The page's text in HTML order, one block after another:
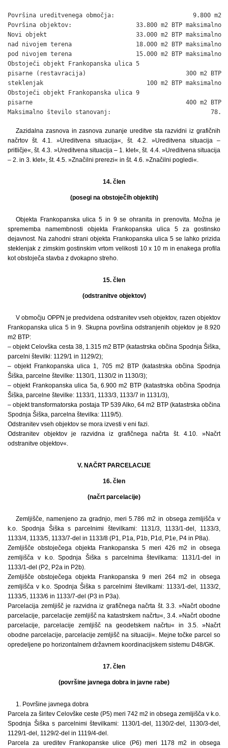
Površina ureditvenega območja:                      9.800 m2
Površina objektov:                  33.800 m2 BTP maksimalno
Novi objekt                         33.000 m2 BTP maksimalno
nad nivojem terena                  18.000 m2 BTP maksimalno
pod nivojem terena                  15.000 m2 BTP maksimalno
Obstoječi objekt Frankopanska ulica 5
pisarne (restavracija)                            300 m2 BTP
steklenjak                             100 m2 BTP maksimalno
Obstoječi objekt Frankopanska ulica 9
pisarne                                           400 m2 BTP
Maksimalno število stanovanj:                            78.
Zazidalna zasnova in zasnova zunanje ureditve sta razvidni iz grafičnih
načrtov št. 4.1. »Ureditvena situacija«, št. 4.2. »Ureditvena situacija –
pritličje«, št. 4.3. »Ureditvena situacija – 1. klet«, št. 4.4. »Ureditvena situacija
– 2. in 3. klet«, št. 4.5. »Značilni prerezi« in št. 4.6. »Značilni pogledi«.
14. člen
(posegi na obstoječih objektih)
Objekta Frankopanska ulica 5 in 9 se ohranita in prenovita. Možna je
sprememba namembnosti objekta Frankopanska ulica 5 za gostinsko
dejavnost. Na zahodni strani objekta Frankopanska ulica 5 se lahko prizida
steklenjak z zimskim gostinskim vrtom velikosti 10 x 10 m in enakega profila
kot obstoječa stavba z dvokapno streho.
15. člen
(odstranitve objektov)
V območju OPPN je predvidena odstranitev vseh objektov, razen objektov
Frankopanska ulica 5 in 9. Skupna površina odstranjenih objektov je 8.920
m2 BTP:
– objekt Celovška cesta 38, 1.315 m2 BTP (katastrska občina Spodnja Šiška,
parcelni številki: 1129/1 in 1129/2);
– objekt Frankopanska ulica 1, 705 m2 BTP (katastrska občina Spodnja
Šiška, parcelne številke: 1130/1, 1130/2 in 1130/3);
– objekt Frankopanska ulica 5a, 6.900 m2 BTP (katastrska občina Spodnja
Šiška, parcelne številke: 1133/1, 1133/3, 1133/7 in 1131/3),
– objekt transformatorska postaja TP 539 Alko, 64 m2 BTP (katastrska občina
Spodnja Šiška, parcelna številka: 1119/5).
Odstranitev vseh objektov se mora izvesti v eni fazi.
Odstranitev objektov je razvidna iz grafičnega načrta št. 4.10. »Načrt
odstranitve objektov«.
V. NAČRT PARCELACIJE
16. člen
(načrt parcelacije)
Zemljišče, namenjeno za gradnjo, meri 5.786 m2 in obsega zemljišča v
k.o. Spodnja Šiška s parcelnimi številkami: 1131/3, 1133/1-del, 1133/3,
1133/4, 1133/5, 1133/7-del in 1133/8 (P1, P1a, P1b, P1d, P1e, P4 in P8a).
Zemljišče obstoječega objekta Frankopanska 5 meri 426 m2 in obsega
zemljišča v k.o. Spodnja Šiška s parcelnima številkama: 1131/1-del in
1133/1-del (P2, P2a in P2b).
Zemljišče obstoječega objekta Frankopanska 9 meri 264 m2 in obsega
zemljišča v k.o. Spodnja Šiška s parcelnimi številkami: 1133/1-del, 1133/2,
1133/5, 1133/6 in 1133/7-del (P3 in P3a).
Parcelacija zemljišč je razvidna iz grafičnega načrta št. 3.3. »Načrt obodne
parcelacije, parcelacije zemljišč na katastrskem načrtu«, 3.4. »Načrt obodne
parcelacije, parcelacije zemljišč na geodetskem načrtu« in 3.5. »Načrt
obodne parcelacije, parcelacije zemljišč na situaciji«. Mejne točke parcel so
opredeljene po horizontalnem državnem koordinacijskem sistemu D48/GK.
17. člen
(površine javnega dobra in javne rabe)
1. Površine javnega dobra
Parcela za širitev Celovške ceste (P5) meri 742 m2 in obsega zemljišča v k.o.
Spodnja Šiška s parcelnimi številkami: 1130/1-del, 1130/2-del, 1130/3-del,
1129/1-del, 1129/2-del in 1119/4-del.
Parcela za ureditev Frankopanske ulice (P6) meri 1178 m2 in obsega